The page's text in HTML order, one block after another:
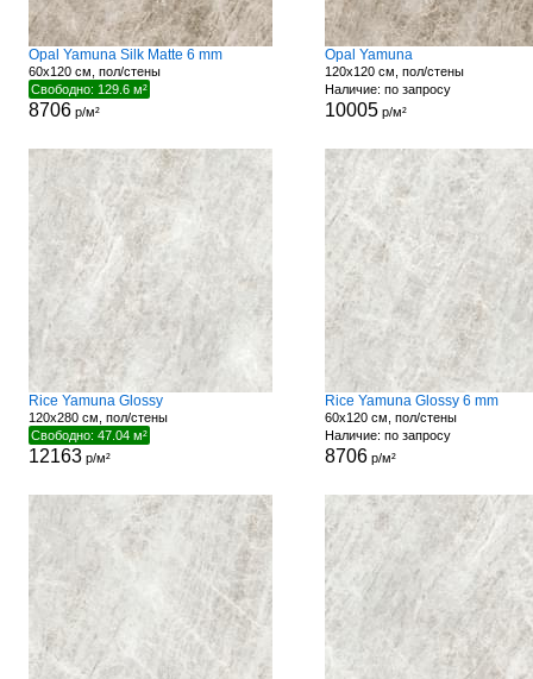
Opal Yamuna Silk Matte 6 mm
60x120 см, пол/стены
Свободно: 129.6 м²
8706р/м²
Opal Yamuna
120x120 см, пол/стены
Наличие: по запросу
10005р/м²
Rice Yamuna Glossy
120x280 см, пол/стены
Свободно: 47.04 м²
12163р/м²
Rice Yamuna Glossy 6 mm
60x120 см, пол/стены
Наличие: по запросу
8706р/м²